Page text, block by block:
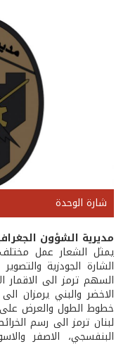
شارة الوحدة
مديرية الشؤون
يمثل الشعار عمل
الشارة الجودزية
السهم ترمز الى الاقمار
الاخضر والبني يرمزان
خطوط الطول والعرض على
لبنان ترمز الى رسم
البنفسجي، الاصفر